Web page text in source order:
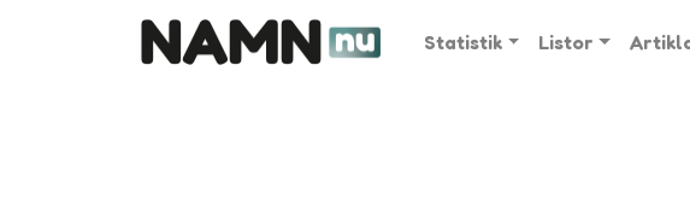
Statistik Listor